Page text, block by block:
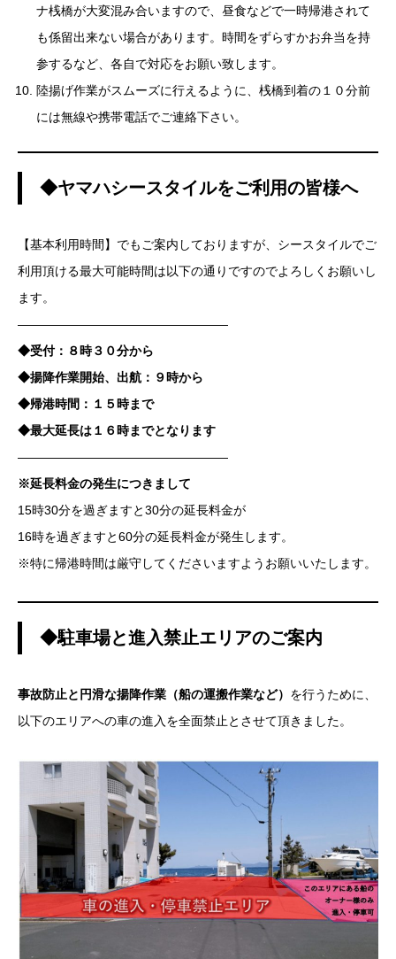
ナ桟橋が大変混み合いますので、昼食などで一時帰港されて
も係留出来ない場合があります。時間をずらすかお弁当を持
参するなど、各自で対応をお願い致します。
陸揚げ作業がスムーズに行えるように、桟橋到着の１０分前
には無線や携帯電話でご連絡下さい。
◆ヤマハシースタイルをご利用の皆様へ
【基本利用時間】でもご案内しておりますが、シースタイルでご
利用頂ける最大可能時間は以下の通りですのでよろしくお願いし
ます。
—————————————————
◆受付：８時３０分から
◆揚降作業開始、出航：９時から
◆帰港時間：１５時まで
◆最大延長は１６時までとなります
—————————————————
※延長料金の発生につきまして
15時30分を過ぎますと30分の延長料金が
16時を過ぎますと60分の延長料金が発生します。
※特に帰港時間は厳守してくださいますようお願いいたします。
◆駐車場と進入禁止エリアのご案内
事故防止と円滑な揚降作業（船の運搬作業など） を行うために、
以下のエリアへの車の進入を全面禁止とさせて頂きました。